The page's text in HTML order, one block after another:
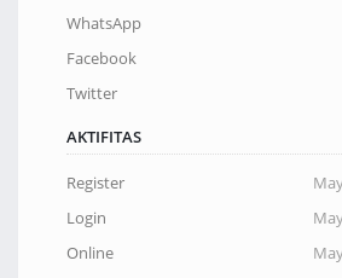
WhatsApp
Facebook
Twitter
AKTIFITAS
Register
Login
Online